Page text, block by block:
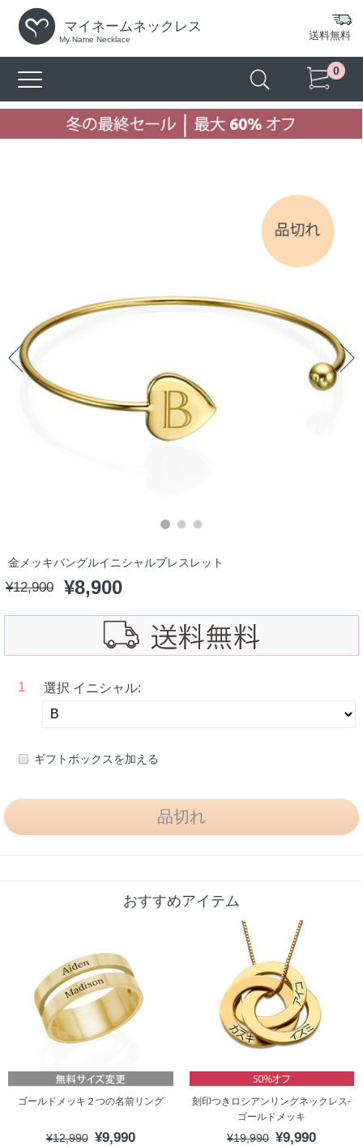
マイネームネックレス
My Name Necklace 送料無料
0
金メッキバングルイニシャルブレスレット
¥12,900 ¥8,900
1 選択 イニシャル:
ギフトボックスを加える
おすすめアイテム
ゴールドメッキ２つの名前リング
¥12,990 ¥9,990
刻印つきロシアンリングネックレス-
ゴールドメッキ
¥19,990 ¥9,990